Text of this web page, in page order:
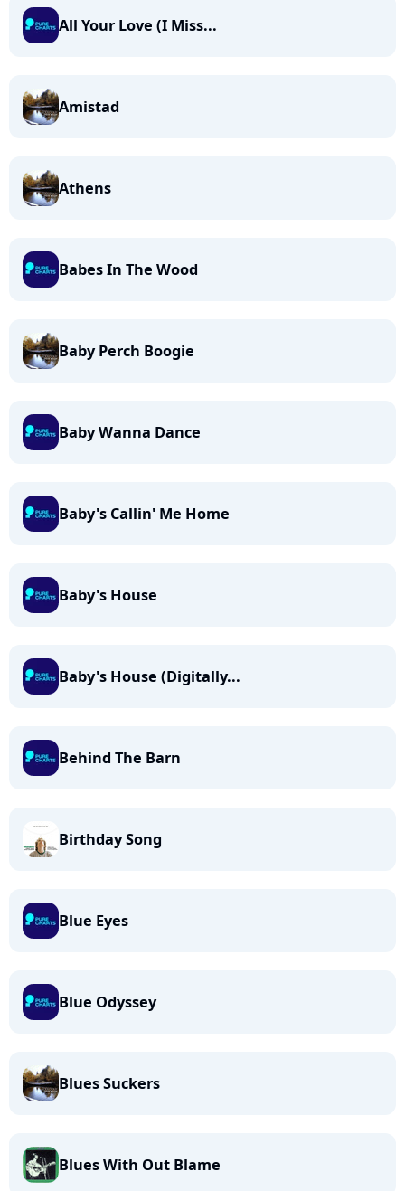
All Your Love (I Miss...
Amistad
Athens
Babes In The Wood
Baby Perch Boogie
Baby Wanna Dance
Baby's Callin' Me Home
Baby's House
Baby's House (Digitally...
Behind The Barn
Birthday Song
Blue Eyes
Blue Odyssey
Blues Suckers
Blues With Out Blame